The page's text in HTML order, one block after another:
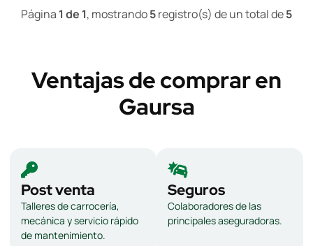
Página 1 de 1, mostrando5registro(s) de un total de5
Ventajas de comprar en
Gaursa
Post venta
Talleres de carrocería,
mecánica y servicio rápido
de mantenimiento.
Seguros
Colaboradores de las
principales aseguradoras.